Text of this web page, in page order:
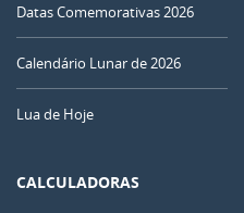
Datas Comemorativas 2026
Calendário Lunar de 2026
Lua de Hoje
CALCULADORAS